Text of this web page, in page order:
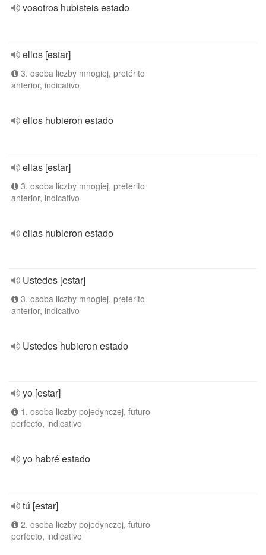
vosotros hubisteis estado
ellos [estar]
3. osoba liczby mnogiej, pretérito
anterior, indicativo
ellos hubieron estado
ellas [estar]
3. osoba liczby mnogiej, pretérito
anterior, indicativo
ellas hubieron estado
Ustedes [estar]
3. osoba liczby mnogiej, pretérito
anterior, indicativo
Ustedes hubieron estado
yo [estar]
1. osoba liczby pojedynczej, futuro
perfecto, indicativo
yo habré estado
tú [estar]
2. osoba liczby pojedynczej, futuro
perfecto, indicativo